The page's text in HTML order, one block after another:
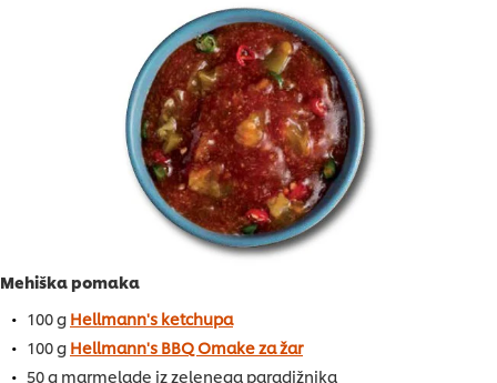
Mehiška pomaka
100 g Hellmann's ketchupa
100 g Hellmann's BBQ Omake za žar
50 g marmelade iz zelenega paradižnika